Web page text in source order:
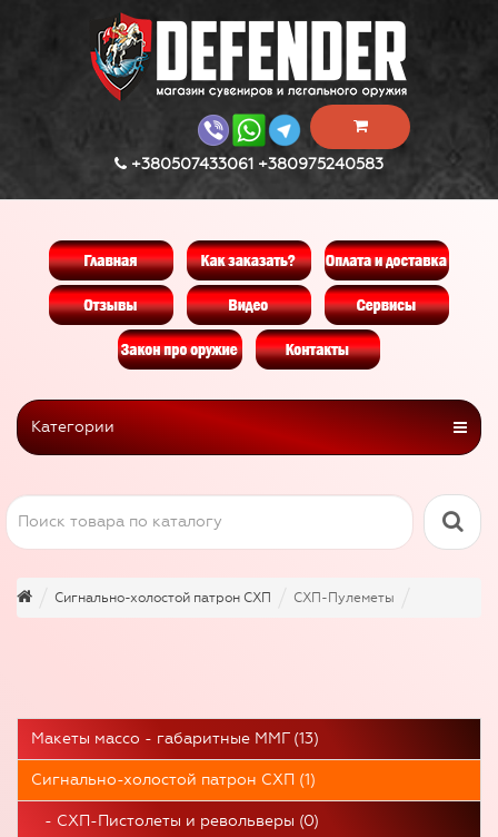
+380507433061 +380975240583
Категории
Сигнально-холостой патрон СХП СХП-Пулеметы
Макеты массо - габаритные ММГ (13)
Сигнально-холостой патрон СХП (1)
- СХП-Пистолеты и револьверы (0)